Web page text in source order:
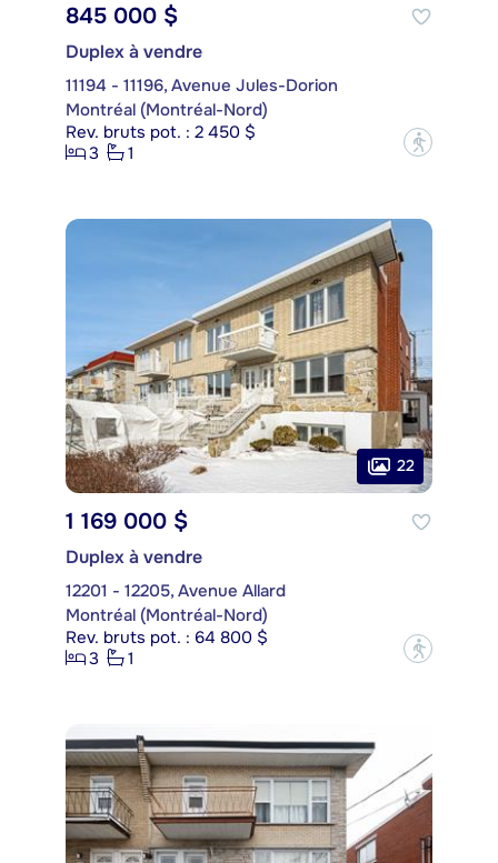
845 000 $
Duplex à vendre
11194 - 11196, Avenue Jules-Dorion
Montréal (Montréal-Nord)
Rev. bruts pot. : 2 450 $
3
1 ?
22
1 169 000 $
Duplex à vendre
12201 - 12205, Avenue Allard
Montréal (Montréal-Nord)
Rev. bruts pot. : 64 800 $
3
1 ?